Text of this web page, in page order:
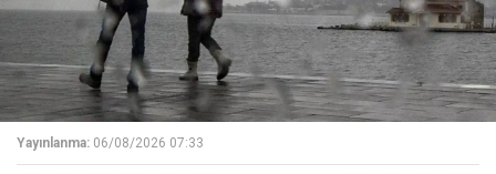
Yayınlanma: 06/08/2026 07:33